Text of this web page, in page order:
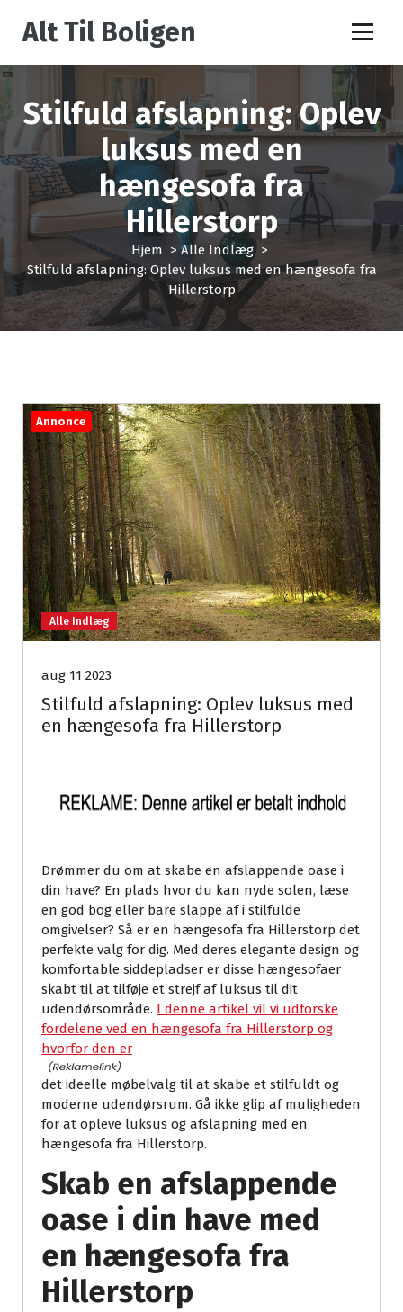
e
e
l
d
o
Alt Til Boligen
Stilfuld afslapning: Oplev
luksus med en
hængesofa fra
Hillerstorp
Hjem >Alle Indlæg>
Stilfuld afslapning: Oplev luksus med en hængesofa fra
Hillerstorp
Annonce
Alle Indlæg
aug 11 2023
Stilfuld afslapning: Oplev luksus med
en hængesofa fra Hillerstorp
Drømmer du om at skabe en afslappende oase i
din have? En plads hvor du kan nyde solen, læse
en god bog eller bare slappe af i stilfulde
omgivelser? Så er en hængesofa fra Hillerstorp det
perfekte valg for dig. Med deres elegante design og
komfortable siddepladser er disse hængesofaer
skabt til at tilføje et strejf af luksus til dit
udendørsområde. I denne artikel vil vi udforske
fordelene ved en hængesofa fra Hillerstorp og
hvorfor den er
det ideelle møbelvalg til at skabe et stilfuldt og
moderne udendørsrum. Gå ikke glip af muligheden
for at opleve luksus og afslapning med en
hængesofa fra Hillerstorp.
Skab en afslappende
oase i din have med
en hængesofa fra
Hillerstorp